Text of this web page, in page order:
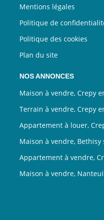
Mentions légales
Politique de
Politique des cookies
Plan du site
NOS ANNONCES
Maison à vendre, Crepy
Terrain à vendre, Crepy
Appartement à louer,
Maison à vendre,
Appartement à vendre,
Maison à vendre,